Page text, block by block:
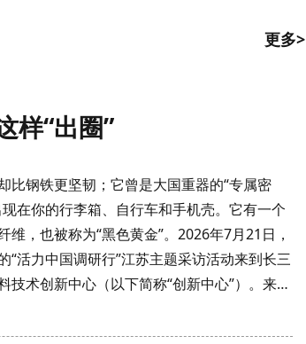
更多>
样“出圈”
比钢铁更坚韧；它曾是大国重器的“专属密
在你的行李箱、自行车和手机壳。它有一个
，也被称为“黑色黄金”。2026年7月21日，
“活力中国调研行”江苏主题采访活动来到长三
技术创新中心（以下简称“创新中心”）。来自